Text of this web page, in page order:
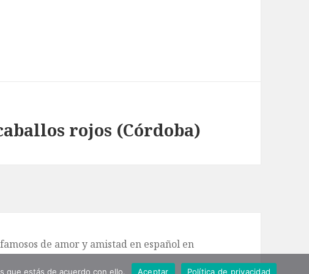
rojos (Córdoba)
de amor y amistad en español en
que estás de acuerdo con ello. Aceptar Política de privacidad